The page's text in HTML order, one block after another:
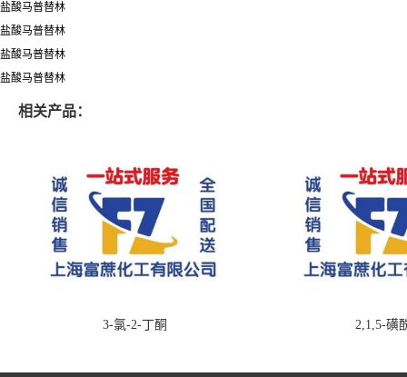
盐酸马普替林
盐酸马普替林
盐酸马普替林
盐酸马普替林
相关产品：
3-氯-2-丁酮 2,1,5-磺